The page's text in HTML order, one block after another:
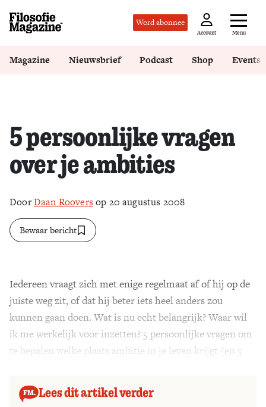
Word abonnee
Account Menu
Zoek
Magazine Nieuwsbrief Podcast Shop Events
5 persoonlijke vragen
over je ambities
DoorDaan Roovers op 20 augustus 2008
Bewaar bericht
Iedereen vraagt zich met enige regelmaat af of hij op de
juiste weg zit, of dat hij beter iets heel anders zou
kunnen gaan doen. Wat is nu echt belangrijk? Waar wil
ik me werkelijk voor inzetten? 5 persoonlijke vragen om
te bepalen welke plaats ambitie in je leven krijgt (en 5
Lees dit artikel verder